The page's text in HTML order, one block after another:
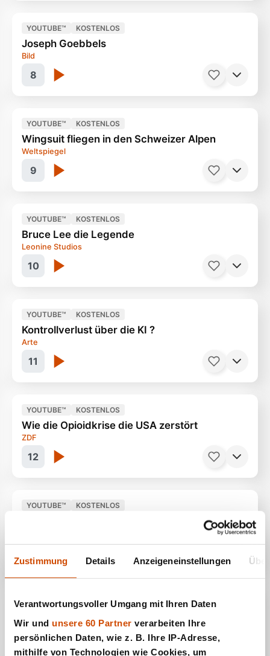
Zustimmung Details Anzeigeneinstellungen
Verantwortungsvoller Umgang mit Ihren Daten
Wir und unsere 60 Partner verarbeiten Ihre
persönlichen Daten, wie z. B. Ihre IP-Adresse,
mithilfe von Technologien wie Cookies, um
Es beginnt im Ferkel Stall
8
YOUTUBE™ KOSTENLOS
Joseph Goebbels
Bild
Meister der Propaganda 47 Minuten
9
YOUTUBE™ KOSTENLOS
Wingsuit fliegen in den Schweizer Alpen
Weltspiegel
Das Lauterbrunner Tal des Todes
10
YOUTUBE™ KOSTENLOS
Bruce Lee die Legende
Leonine Studios
Gelungene Doku
11
YOUTUBE™ KOSTENLOS
Kontrollverlust über die KI ?
Arte
Es geht rasend schnell 30 Minuten
12
YOUTUBE™ KOSTENLOS
Wie die Opioidkrise die USA zerstört
ZDF
44 Minuten
YOUTUBE™ KOSTENLOS
Die Muscheltaucherinnen vom Kongo Delta
Anstrengend und gefährlich 53 Minuten
14
YOUTUBE™ KOSTENLOS
ARTE